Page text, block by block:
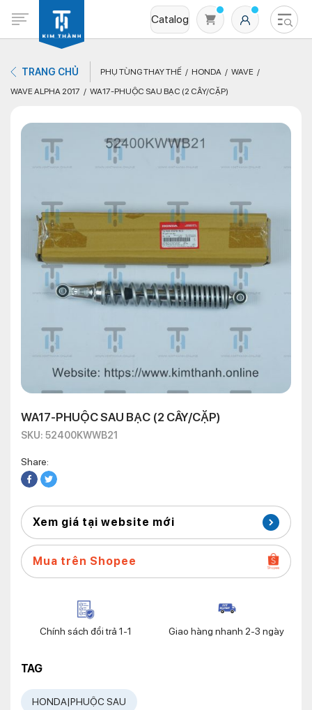
Catalog
TRANG CHỦ PHỤ TÙNG THAY THẾ HONDA
WAVE
WAVE ALPHA 2017
WA17-PHUỘC SAU BẠC (2 CÂY/CẶP)
WA17-PHUỘC SAU BẠC (2 CÂY/CẶP)
SKU: 52400KWWB21
Share:
Xem giá tại website mới
Mua trên Shopee
Chính sách đổi trả 1-1 Giao hàng nhanh 2-3 ngày
TAG
HONDA|PHUỘC SAU